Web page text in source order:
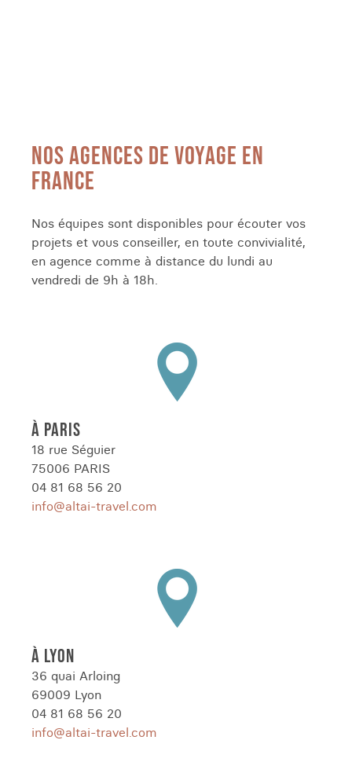
NOS AGENCES DE VOYAGE EN
FRANCE
Nos équipes sont disponibles pour écouter vos
projets et vous conseiller, en toute convivialité,
en agence comme à distance du lundi au
vendredi de 9h à 18h.
À PARIS
18 rue Séguier
75006 PARIS
04 81 68 56 20
info@altai-travel.com
À LYON
36 quai Arloing
69009 Lyon
04 81 68 56 20
info@altai-travel.com